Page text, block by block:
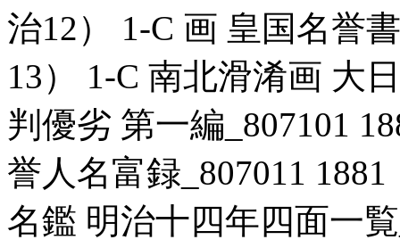
治12） 1-C 画 皇国名誉
13） 1-C 南北滑淆画 大
判優劣 第一編_807101
誉人名富録_807011
名鑑 明治十四年四面一